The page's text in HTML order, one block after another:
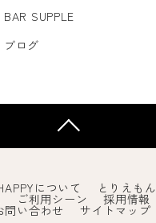
BAR SUPPLE
ブログ
について とりえもん
ご利用シーン 採用情報
問い合わせ サイトマップ